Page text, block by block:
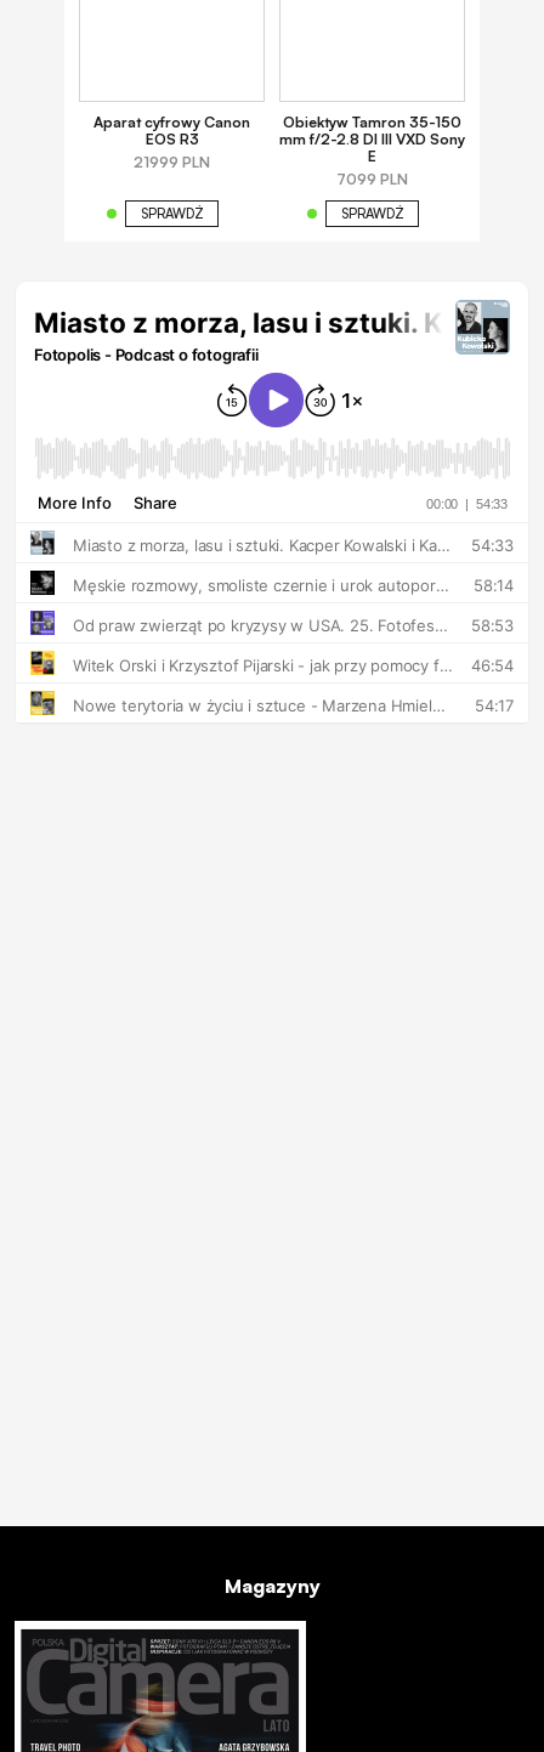
Aparat cyfrowy Canon
EOS R3
21999 PLN
SPRAWDŹ
Obiektyw Tamron 35-150
mm f/2-2.8 DI III VXD Sony
E
7099 PLN
SPRAWDŹ
Magazyny